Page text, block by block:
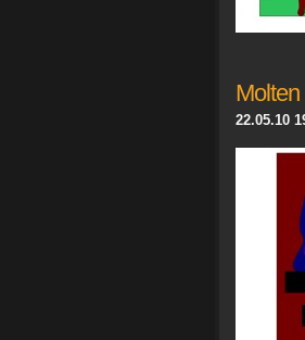
22.05.10